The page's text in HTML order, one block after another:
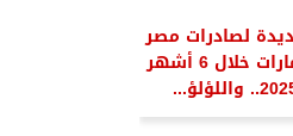
لصادرات مصر
إلى الامارات خلال 6 أشهر